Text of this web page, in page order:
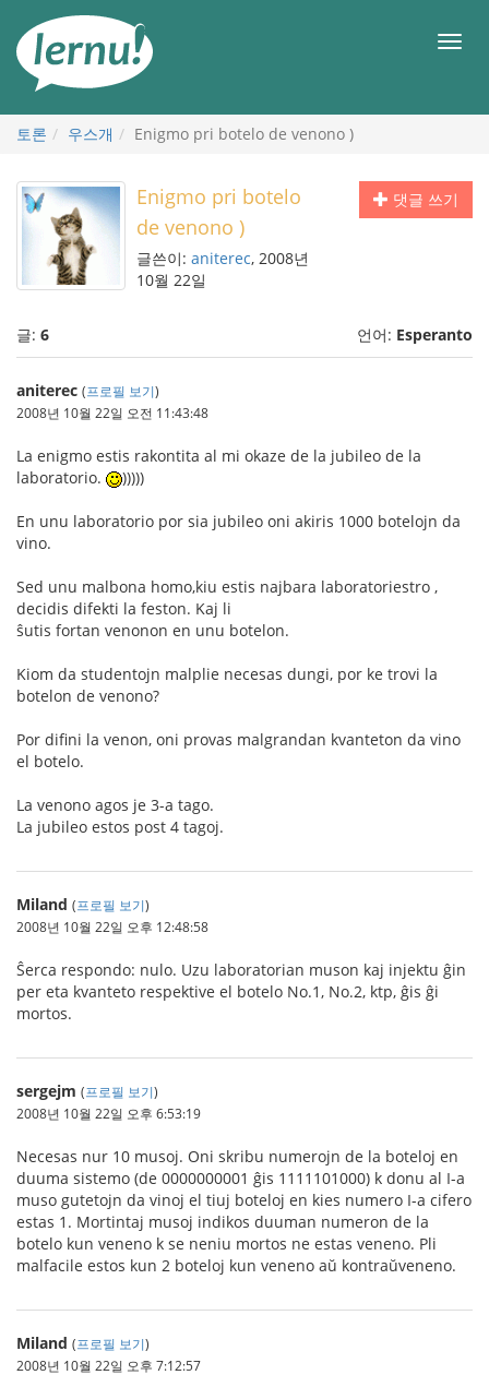
메
토론 우스개 Enigmo pri botelo de venono )
댓글 쓰기
Enigmo pri botelo
de venono )
글쓴이: aniterec, 2008년
10월 22일
글: 6 언어: Esperanto
aniterec (프로필 보기)
2008년 10월 22일 오전 11:43:48
La enigmo estis rakontita al mi okaze de la jubileo de la
laboratorio.
)))))
En unu laboratorio por sia jubileo oni akiris 1000 botelojn da
vino.
Sed unu malbona homo,kiu estis najbara laboratoriestro ,
decidis difekti la feston. Kaj li
ŝutis fortan venonon en unu botelon.
Kiom da studentojn malplie necesas dungi, por ke trovi la
botelon de venono?
Por difini la venon, oni provas malgrandan kvanteton da vino
el botelo.
La venono agos je 3-a tago.
La jubileo estos post 4 tagoj.
Miland (프로필 보기)
2008년 10월 22일 오후 12:48:58
Ŝerca respondo: nulo. Uzu laboratorian muson kaj injektu ĝin
per eta kvanteto respektive el botelo No.1, No.2, ktp, ĝis ĝi
mortos.
sergejm (프로필 보기)
2008년 10월 22일 오후 6:53:19
Necesas nur 10 musoj. Oni skribu numerojn de la boteloj en
duuma sistemo (de 0000000001 ĝis 1111101000) k donu al I-a
muso gutetojn da vinoj el tiuj boteloj en kies numero I-a cifero
estas 1. Mortintaj musoj indikos duuman numeron de la
botelo kun veneno k se neniu mortos ne estas veneno. Pli
malfacile estos kun 2 boteloj kun veneno aŭ kontraŭveneno.
Miland (프로필 보기)
2008년 10월 22일 오후 7:12:57